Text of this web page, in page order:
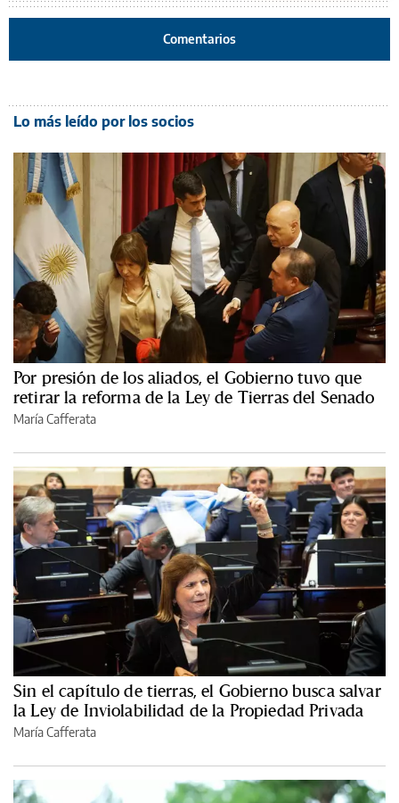
Comentarios
Lo más leído por los socios
Por presión de los aliados, el Gobierno tuvo que
retirar la reforma de la Ley de Tierras del Senado
María Cafferata
Sin el capítulo de tierras, el Gobierno busca salvar
la Ley de Inviolabilidad de la Propiedad Privada
María Cafferata